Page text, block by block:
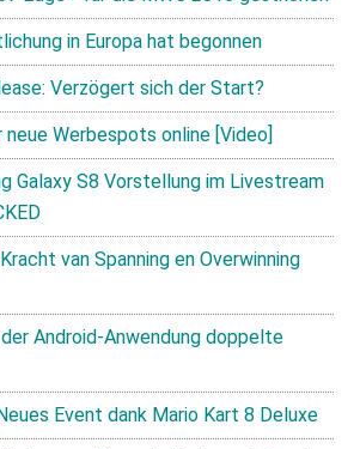
in Europa hat begonnen
Verzögert sich der Start?
neue Werbespots online [Video]
Galaxy S8 Vorstellung im Livestream
van Spanning en Overwinning
Android-Anwendung doppelte
Event dank Mario Kart 8 Deluxe